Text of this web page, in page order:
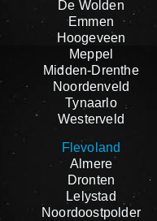
De Wolden
Emmen
Hoogeveen
Meppel
Midden-Drenthe
Noordenveld
Tynaarlo
Westerveld
Flevoland
Almere
Dronten
Lelystad
Noordoostpolder